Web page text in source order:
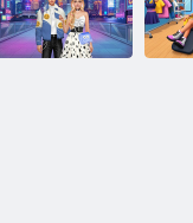
Ellies 20er
Flapper Glam